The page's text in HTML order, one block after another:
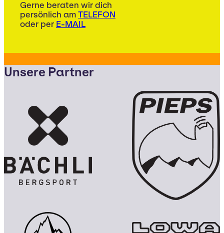
Gerne beraten wir dich
persönlich am TELEFON
oder per E-MAIL
Unsere Partner